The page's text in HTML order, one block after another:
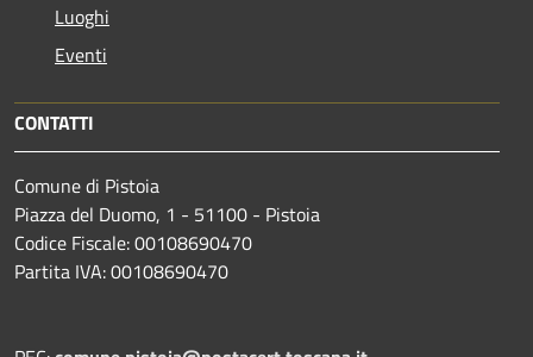
Luoghi
Eventi
CONTATTI
Comune di Pistoia
Piazza del Duomo, 1 - 51100 - Pistoia
Codice Fiscale: 00108690470
Partita IVA: 00108690470